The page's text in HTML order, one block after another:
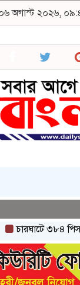
অগাস্ট ২০২৬,
চারঘাটে ৩৮৪ পিস